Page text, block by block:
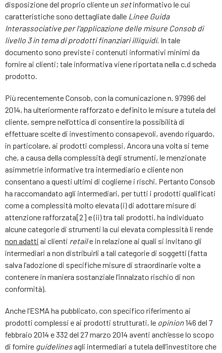
disposizione del proprio cliente un setinformativo le cui
caratteristiche sono dettagliate dalle Linee Guida
Interassociative per l’applicazione delle misure Consob di
livello 3 in tema di prodotti finanziari illiquidi. In tale
documento sono previste i contenuti informativi minimi da
fornire ai clienti; tale informativa viene riportata nella c.d scheda
prodotto.
Più recentemente Consob, con la comunicazione n. 97996 del
2014, ha ulteriormente rafforzato e definito le misure a tutela del
cliente, sempre nell’ottica di consentire la possibilità di
effettuare scelte di investimento consapevoli, avendo riguardo,
in particolare, ai prodotti complessi. Ancora una volta si teme
che, a causa della complessità degli strumenti, le menzionate
asimmetrie informative tra intermediario e cliente non
consentano a questi ultimi di coglierne i rischi. Pertanto Consob
ha raccomandato agli intermediari, per tutti i prodotti qualificati
come a complessità molto elevata (i) di adottare misure di
attenzione rafforzata[2] e (ii) tra tali prodotti, ha individuato
alcune categorie di strumenti la cui elevata complessità li rende
non adatti ai clienti retaile in relazione ai quali si invitano gli
intermediari a non distribuirli a tali categorie di soggetti (fatta
salva l’adozione di specifiche misure di straordinarie volte a
contenere in maniera sostanziale l’innalzato rischio di non
conformità).
Anche l’ESMA ha pubblicato, con specifico riferimento ai
prodotti complessi e ai prodotti strutturati, le opinion146 del 7
febbraio 2014 e 332 del 27 marzo 2014 aventi anch’esse lo scopo
di fornire guidelinesagli intermediari a tutela dell’investitore che